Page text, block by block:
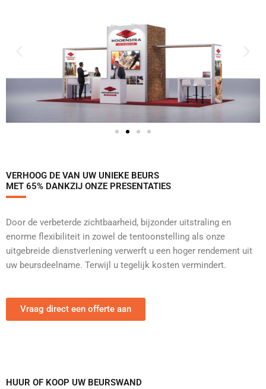
VERHOOG DE VAN UW UNIEKE BEURS
MET 65% DANKZIJ ONZE PRESENTATIES
Door de verbeterde zichtbaarheid, bijzonder uitstraling en
enorme flexibiliteit in zowel de tentoonstelling als onze
uitgebreide dienstverlening verwerft u een hoger rendement uit
uw beursdeelname. Terwijl u tegelijk kosten vermindert.
Vraag direct een offerte aan
HUUR OF KOOP UW BEURSWAND